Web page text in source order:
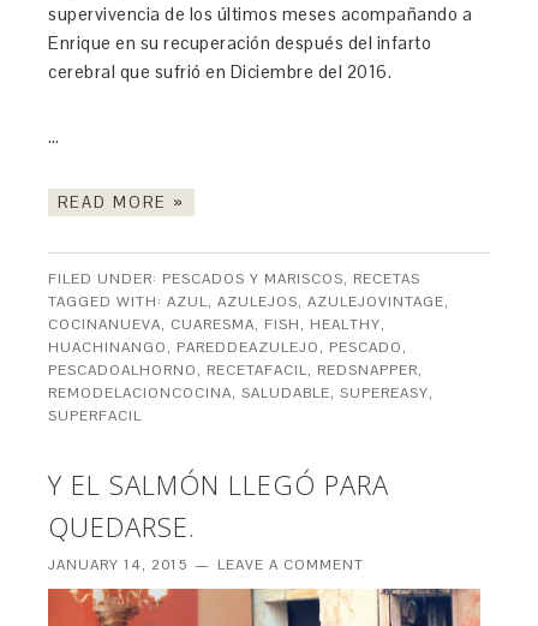
supervivencia de los últimos meses acompañando a
Enrique en su recuperación después del infarto
cerebral que sufrió en Diciembre del 2016.
…
READ MORE »
FILED UNDER: PESCADOS Y MARISCOS, RECETAS
TAGGED WITH:AZUL,AZULEJOS,AZULEJOVINTAGE,
COCINANUEVA, CUARESMA, FISH, HEALTHY,
HUACHINANGO, PAREDDEAZULEJO, PESCADO,
PESCADOALHORNO, RECETAFACIL, REDSNAPPER,
REMODELACIONCOCINA,SALUDABLE,SUPEREASY,
SUPERFACIL
Y EL SALMÓN LLEGÓ PARA
QUEDARSE.
JANUARY 14, 2015 LEAVE A COMMENT